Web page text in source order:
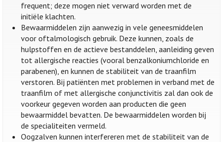
frequent; deze mogen niet verward worden met de
initiële klachten.
Bewaarmiddelen zijn aanwezig in vele geneesmiddelen
voor oftalmologisch gebruik. Deze kunnen, zoals de
hulpstoffen en de actieve bestanddelen, aanleiding geven
tot allergische reacties (vooral benzalkoniumchloride en
parabenen), en kunnen de stabiliteit van de traanfilm
verstoren. Bij patiënten met problemen in verband met de
traanfilm of met allergische conjunctivitis zal dan ook de
voorkeur gegeven worden aan producten die geen
bewaarmiddel bevatten. De bewaarmiddelen worden bij
de specialiteiten vermeld.
Oogzalven kunnen interfereren met de stabiliteit van de